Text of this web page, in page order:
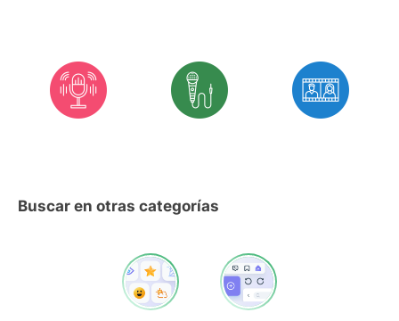
Buscar en otras categorías